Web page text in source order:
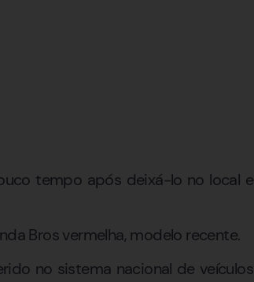
tempo após deixá-lo no local e
Bros vermelha, modelo recente.
no sistema nacional de veículos